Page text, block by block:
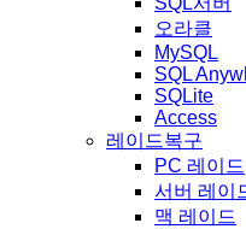
오라클
MySQL
SQL
SQLite
Access
레이드복구
PC 레이드
서버 레이
맥 레이드